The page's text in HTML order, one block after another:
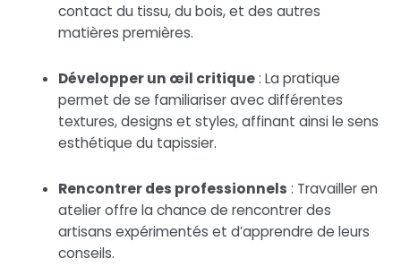
contact du tissu, du bois, et des autres
matières premières.
Développer un œil critique: La pratique
permet de se familiariser avec différentes
textures, designs et styles, affinant ainsi le sens
esthétique du tapissier.
Rencontrer des professionnels : Travailler en
atelier offre la chance de rencontrer des
artisans expérimentés et d’apprendre de leurs
conseils.